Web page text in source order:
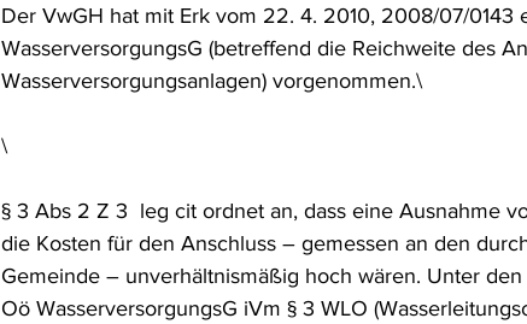
Verkehr- und Transportrecht
Der VwGH hat mit Erk vom 22. 4. 2010, 2008/07/
WasserversorgungsG (betreffend die Reichweite des
Wasserversorgungsanlagen) vorgenommen.\
\
§ 3 Abs 2 Z 3  leg cit ordnet an, dass eine Ausnahme
die Kosten für den Anschluss – gemessen an den
Gemeinde – unverhältnismäßig hoch wären. Unter
Oö WasserversorgungsG iVm § 3 WLO